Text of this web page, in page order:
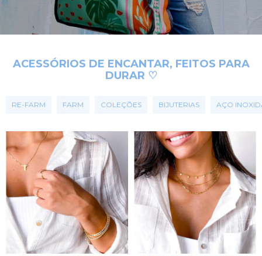
ACESSÓRIOS DE ENCANTAR, FEITOS PARA
DURAR ♡
RE-FARM FARM COLEÇÕES BIJUTERIAS AÇO